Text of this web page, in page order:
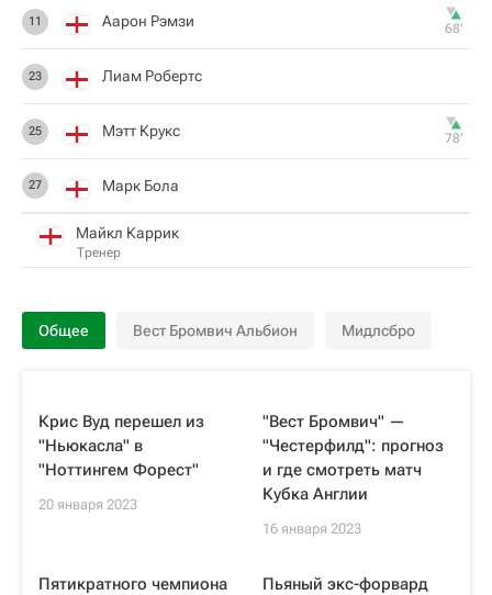
11 Аарон Рэмзи 68‎’‎
23 Лиам Робертс
25 Мэтт Крукс 78‎’‎
27 Марк Бола
Майкл Каррик
Тренер
Общее Вест Бромвич Альбион Мидлсбро
Крис Вуд перешел из
"Ньюкасла" в
"Ноттингем Форест"
20 января 2023
"Вест Бромвич" —
"Честерфилд": прогноз
и где смотреть матч
Кубка Англии
16 января 2023
Пятикратного чемпиона
Пьяный экс-форвард